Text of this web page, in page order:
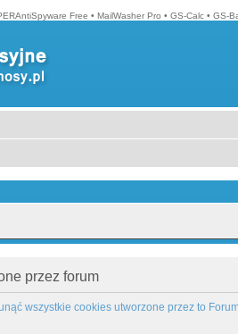
Free • MailWasher Pro • GS-Calc • GS-
przez forum
wszystkie cookies utworzone przez to